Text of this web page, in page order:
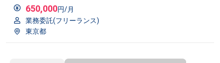
650,000円/月
業務委託(フリーランス)
東京都